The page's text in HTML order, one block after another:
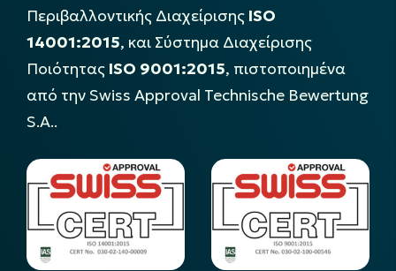
Περιβαλλοντικής Διαχείρισης ISO
14001:2015, και Σύστημα Διαχείρισης
Ποιότητας ISO 9001:2015, πιστοποιημένα
από την Swiss Approval Technische Bewertung
S.A..